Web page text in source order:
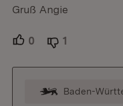
Gruß Angie
0 Unterstützer.
1
Kommentar vom
Baden-